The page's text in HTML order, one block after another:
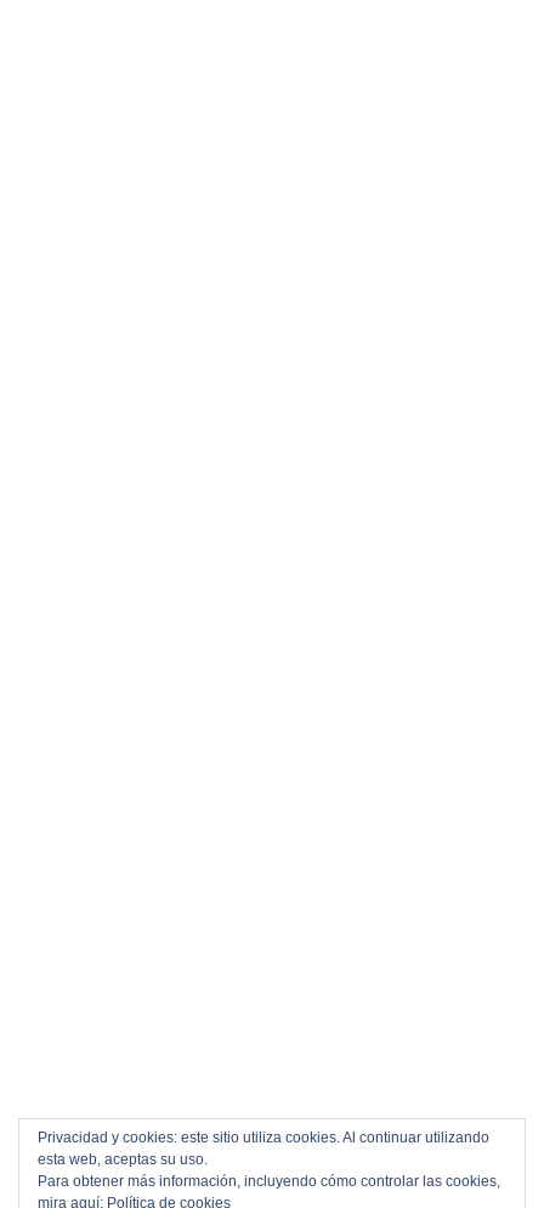
Privacidad y cookies: este sitio utiliza cookies. Al continuar utilizando
esta web, aceptas su uso.
Para obtener más información, incluyendo cómo controlar las cookies,
mira aquí: Política de cookies